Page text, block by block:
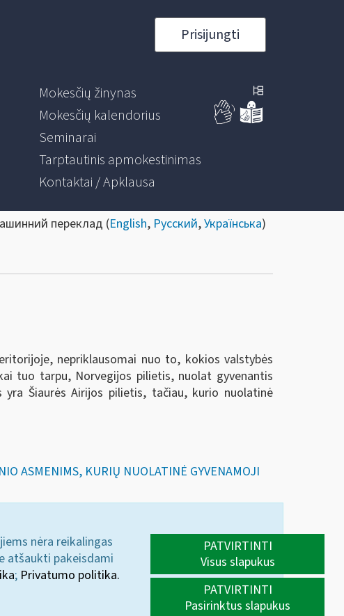
Prisijungti
Mokesčių žinynas
Mokesčių kalendorius
Seminarai
Tarptautinis apmokestinimas
Kontaktai / Apklausa
переклад (English, Русский,Українська)
nepriklausomai nuo to, kokios valstybės
tuo tarpu, Norvegijos pilietis, nuolat gyvenantis
Šiaurės Airijos pilietis, tačiau, kurio nuolatinė
ASMENIMS, KURIŲ NUOLATINĖ GYVENAMOJI
nėra reikalingas
atšaukti pakeisdami
; Privatumo politika.
PATVIRTINTI
Visus slapukus
PATVIRTINTI
Pasirinktus slapukus